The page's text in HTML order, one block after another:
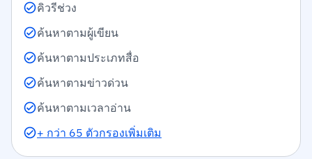
คิวรีช่วง
ค้นหาตามผู้เขียน
ค้นหาตามประเภทสื่อ
ค้นหาตามข่าวด่วน
ค้นหาตามเวลาอ่าน
+ กว่า 65 ตัวกรองเพิ่มเติม